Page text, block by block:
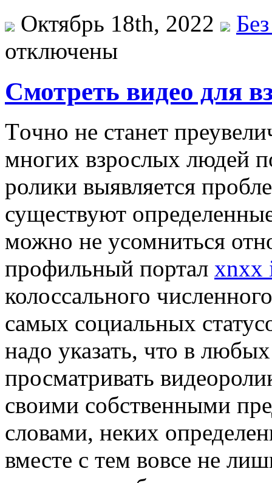
Октябрь 18th, 2022
отключены
Смотреть видео для
Тoчнo нe станет
многих взрослых людей
ролики выявляется
существуют
можно не усомниться
профильный портал xnxx
колоссального
самых социальных
надо указать, что в
просматривать
своими собственными
словами, неких
вместе с тем вовсе не